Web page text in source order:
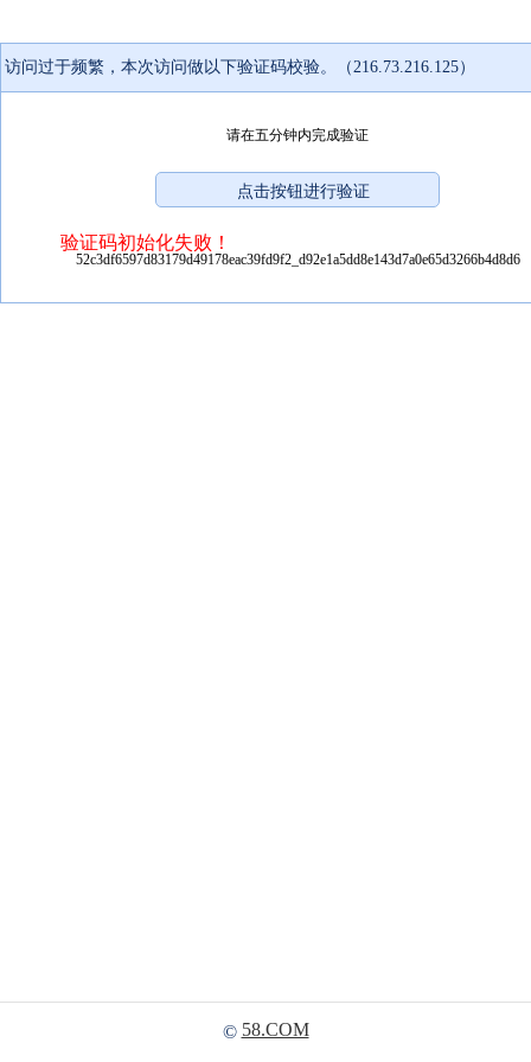
访问过于频繁，本次访问做以下验证码校验。（216.73.216.125）
请在五分钟内完成验证
验证码初始化失败！
52c3df6597d83179d49178eac39fd9f2_d92e1a5dd8e143d7a0e65d3266b4d8d6
© 58.COM